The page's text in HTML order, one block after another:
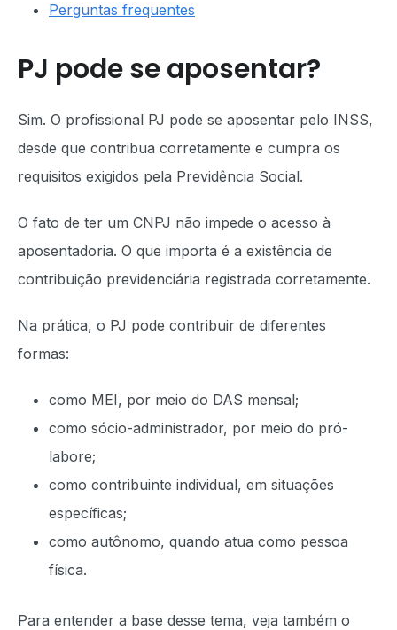
Perguntas frequentes
PJ pode se aposentar?
Sim. O profissional PJ pode se aposentar pelo INSS,
desde que contribua corretamente e cumpra os
requisitos exigidos pela Previdência Social.
O fato de ter um CNPJ não impede o acesso à
aposentadoria. O que importa é a existência de
contribuição previdenciária registrada corretamente.
Na prática, o PJ pode contribuir de diferentes
formas:
como MEI, por meio do DAS mensal;
como sócio-administrador, por meio do pró-
labore;
como contribuinte individual, em situações
específicas;
como autônomo, quando atua como pessoa
física.
Para entender a base desse tema, veja também o